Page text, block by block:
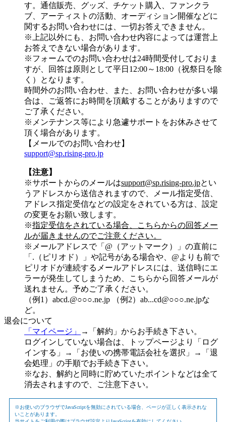
す。通信販売、グッズ、チケット購入、ファンクラ
ブ、アーティストの活動、オーディション開催などに
関するお問い合わせには、一切お答えできません。
※上記以外にも、お問い合わせ内容によっては運営上
お答えできない場合があります。
※フォームでのお問い合わせは24時間受付しておりま
すが、
回答は原則として平日12:00～18:00（祝祭日を除
く）
となります。
時間外のお問い合わせ、また、お問い合わせが多い場
合は、ご返答にお時間を頂戴することがありますので
ご了承ください。
※メンテナンス等により急遽サポートをお休みさせて
頂く場合があります。
【メールでのお問い合わせ】
support@sp.rising-pro.jp
【注意】
※サポートからのメールはsupport@sp.rising-pro.jpとい
うアドレスから送信されますので、メール指定受信、
アドレス指定受信などの設定をされている方は、設定
の変更をお願い致します。
※指定受信をされている場合、こちらからの回答メー
ルが届きませんのでご注意ください。
※メールアドレスで「@（アットマーク）」の直前に
「.（ピリオド）」や記号がある場合や、@よりも前で
ピリオドが連続するメールアドレスには、送信時にエ
ラーが発生してしまうため、こちらから回答メールが
送れません。予めご了承ください。
（例1）abcd.@○○○.ne.jp （例2）ab...cd@○○○.ne.jpな
ど。
退会について
「マイページ」
→「解約」からお手続き下さい。
ログインしていない場合は、トップページより「ログ
インする」→「お使いの携帯電話会社を選択」→「退
会処理」の手順でお手続き下さい。
※なお、解約と同時に貯めていたポイントなどは全て
消去されますので、ご注意下さい。
※お使いのブラウザでJavaScriptを無効にされている場合、ページが正しく表示されな
いことがあります。